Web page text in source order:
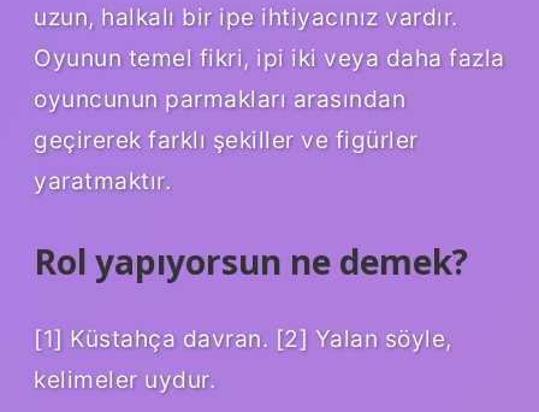
uzun, halkalı bir ipe ihtiyacınız vardır.
Oyunun temel fikri, ipi iki veya daha fazla
oyuncunun parmakları arasından
geçirerek farklı şekiller ve figürler
yaratmaktır.
Rol yapıyorsun ne demek?
[1] Küstahça davran. [2] Yalan söyle,
kelimeler uydur.